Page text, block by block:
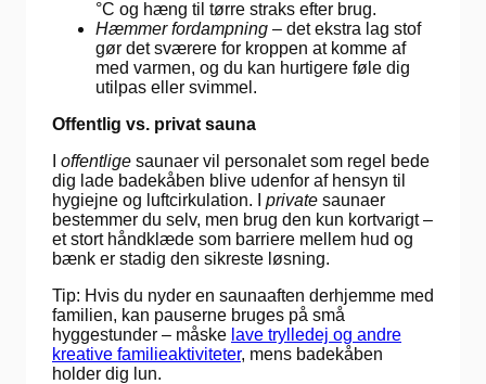
°C og hæng til tørre straks efter brug.
Hæmmer fordampning – det ekstra lag stof
gør det sværere for kroppen at komme af
med varmen, og du kan hurtigere føle dig
utilpas eller svimmel.
Offentlig vs. privat sauna
offentlige saunaer vil personalet som regel bede
dig lade badekåben blive udenfor af hensyn til
hygiejne og luftcirkulation. I private saunaer
bestemmer du selv, men brug den kun kortvarigt –
et stort håndklæde som barriere mellem hud og
bænk er stadig den sikreste løsning.
Tip: Hvis du nyder en saunaaften derhjemme med
familien, kan pauserne bruges på små
hyggestunder – måske lave trylledej og andre
kreative familieaktiviteter, mens badekåben
holder dig lun.